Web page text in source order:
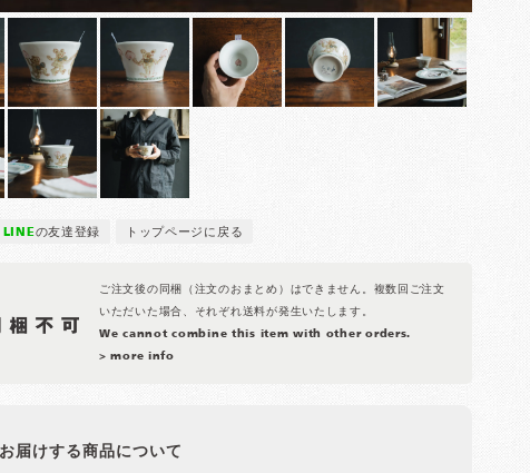
LINEの友達登録 トップページに戻る
ご注文後の同梱（注文のおまとめ）はできません。複数回ご注文
いただいた場合、それぞれ送料が発生いたします。
We cannot combine this item with other orders.
> more info
届けする商品について